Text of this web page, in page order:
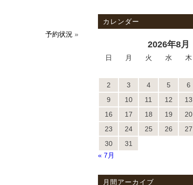
予約状況 »
カレンダー
2026年8月
日 月 火 水 木
2
3 4 5 6
9
10 11 12 13
16
17 18 19 20
23
24 25 26 27
30
31
« 7月
月間アーカイブ